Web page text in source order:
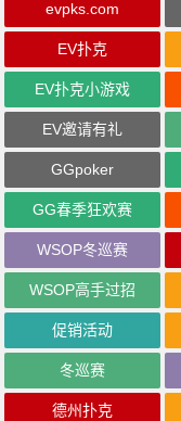
evpks.com
EV扑克
EV扑克小游戏
EV邀请有礼
GGpoker
GG春季狂欢赛
WSOP冬巡赛
WSOP高手过招
促销活动
冬巡赛
德州扑克